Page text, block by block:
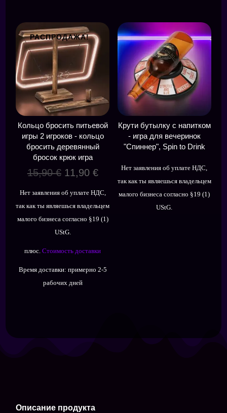
РАСПРОДАЖА!
Кольцо бросить питьевой
игры 2 игроков - кольцо
бросить деревянный
бросок крюк игра
15,90€ Первоначальная
составляла
15,90 €.
11,90 €Текущая
цена:
11,90 €.
Нет заявления об уплате НДС,
так как ты являешься владельцем
малого бизнеса согласно §19 (1)
UStG.
плюс.Стоимость доставки
Время доставки: примерно 2-5
рабочих дней
Крути бутылку с напитком
- игра для вечеринок
"Спиннер", Spin to Drink
Нет заявления об уплате НДС,
так как ты являешься владельцем
малого бизнеса согласно §19 (1)
UStG.
Описание продукта